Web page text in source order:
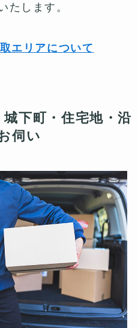
たします。
エリアについて
下町・住宅地・沿
伺い